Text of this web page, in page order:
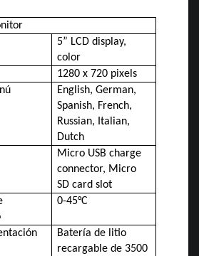
5” LCD display,
color
1280 x 720 pixels
English, German,
Spanish, French,
Russian, Italian,
Dutch
Micro USB charge
connector, Micro
SD card slot
0-45°C
Batería de litio
recargable de 3500